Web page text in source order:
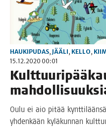
HAUKIPUDAS, JÄÄLI, KELLO,
15.12.2020 00:01
Oulu ei aio pitää
yhden­kään kylä­kun­nan